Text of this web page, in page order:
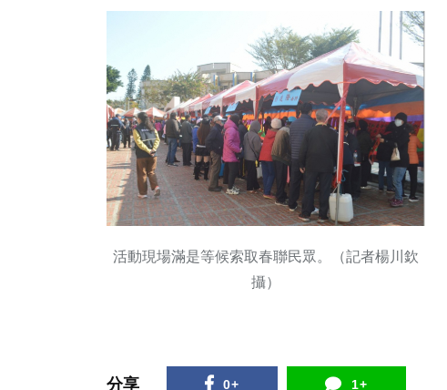
活動現場滿是等候索取春聯民眾。（記者楊川欽
攝）
分享 0+ 1+